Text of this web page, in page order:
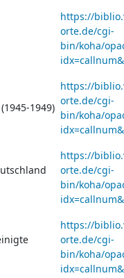
https://
orte.de/cgi-
bin/koha/
1949)
https://
orte.de/cgi-
bin/koha/
https://
orte.de/cgi-
bin/koha/
https://
orte.de/cgi-
bin/koha/